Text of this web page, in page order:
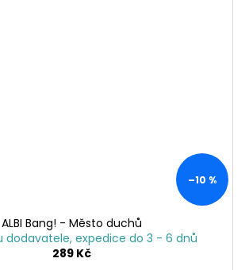
–10 %
ALBI Bang! - Město duchů
u dodavatele, expedice do 3 - 6 dnů
289 Kč